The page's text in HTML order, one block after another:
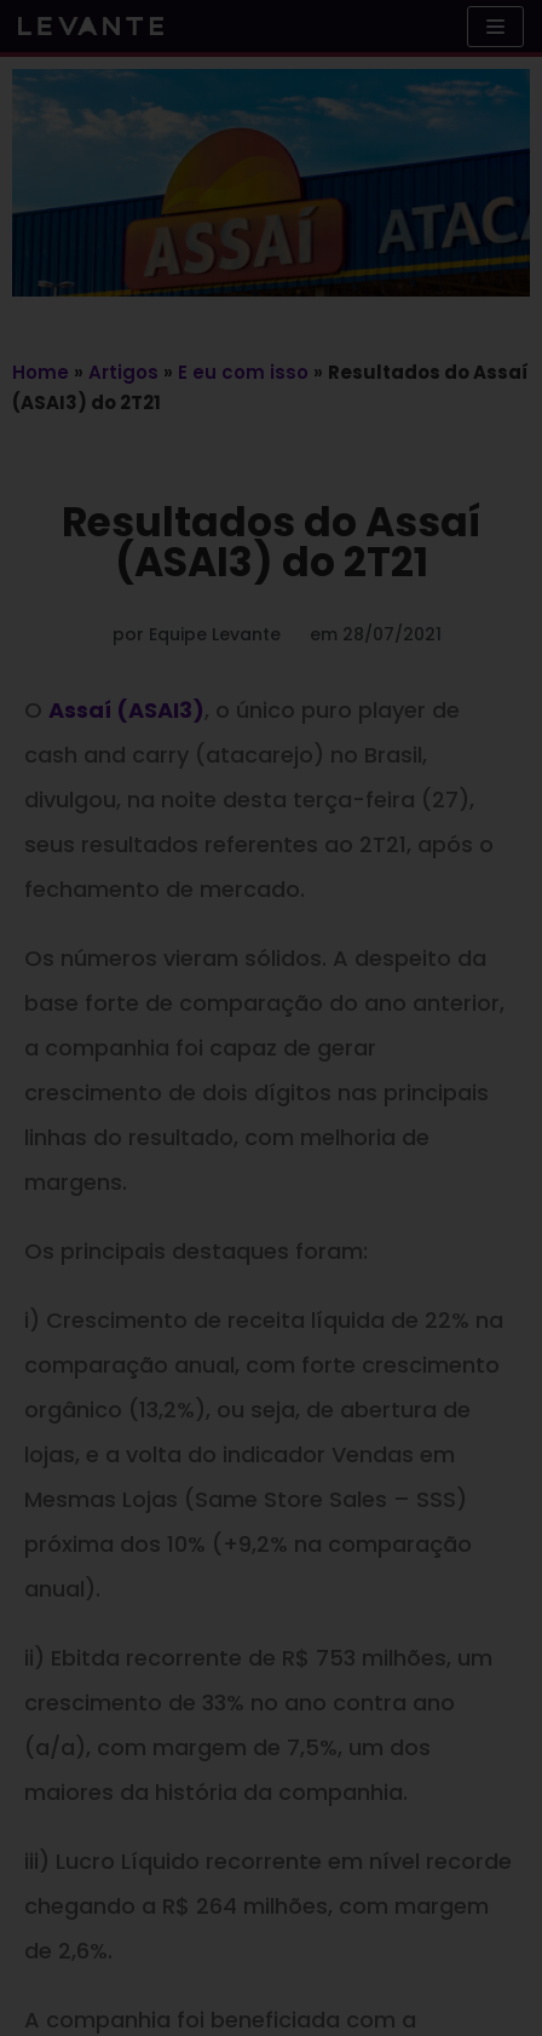
Skip
to
Home » Artigos » E eu com isso » Resultados do Assaí
(ASAI3) do 2T21
Resultados do Assaí
(ASAI3) do 2T21
por Equipe Levante em 28/07/2021
O Assaí (ASAI3), o único puro player de
cash and carry (atacarejo) no Brasil,
divulgou, na noite desta terça-feira (27),
seus resultados referentes ao 2T21, após o
fechamento de mercado.
Os números vieram sólidos. A despeito da
base forte de comparação do ano anterior,
a companhia foi capaz de gerar
crescimento de dois dígitos nas principais
linhas do resultado, com melhoria de
margens.
Os principais destaques foram:
i) Crescimento de receita líquida de 22% na
comparação anual, com forte crescimento
orgânico (13,2%), ou seja, de abertura de
lojas, e a volta do indicador Vendas em
Mesmas Lojas (Same Store Sales – SSS)
próxima dos 10% (+9,2% na comparação
anual).
ii) Ebitda recorrente de R$ 753 milhões, um
crescimento de 33% no ano contra ano
(a/a), com margem de 7,5%, um dos
maiores da história da companhia.
iii) Lucro Líquido recorrente em nível recorde
chegando a R$ 264 milhões, com margem
de 2,6%.
A companhia foi beneficiada com a